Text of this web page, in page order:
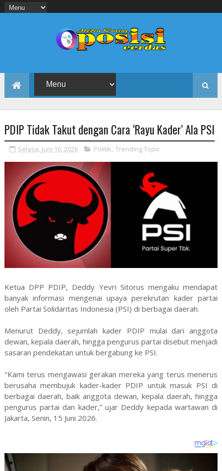
PDIP Tidak Takut dengan Cara ‘Rayu Kader’ Ala PSI
Selasa, Juni 16, 2026 Politik, Trending Topic
Ketua DPP PDIP, Deddy Yevri Sitorus mengaku mendapat
banyak informasi mengenai upaya perekrutan kader partai
oleh Partai Solidaritas Indonesia (PSI) di berbagai daerah.
Menurut Deddy, sejumlah kader PDIP mulai dari anggota
dewan, kepala daerah, hingga pengurus partai disebut menjadi
sasaran pendekatan untuk bergabung ke PSI.
"Kami terus mengawasi gerakan mereka yang terus menerus
berusaha membujuk kader-kader PDIP untuk masuk PSI di
berbagai daerah, baik anggota dewan, kepala daerah, hingga
pengurus partai dan kader,” ujar Deddy kepada wartawan di
Jakarta, Senin, 15 Juni 2026.